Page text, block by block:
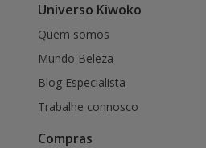
Universo Kiwoko
Quem somos
Mundo Beleza
Blog Especialista
Trabalhe connosco
Compras